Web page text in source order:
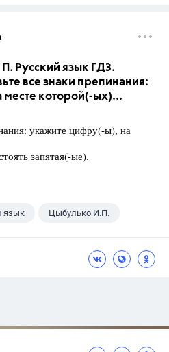
Русский язык ГДЗ.
все знаки препинания:
которой(-ых)...
укажите цифру(-ы), на
запятая(-ые).
язык Цыбулько И.П.